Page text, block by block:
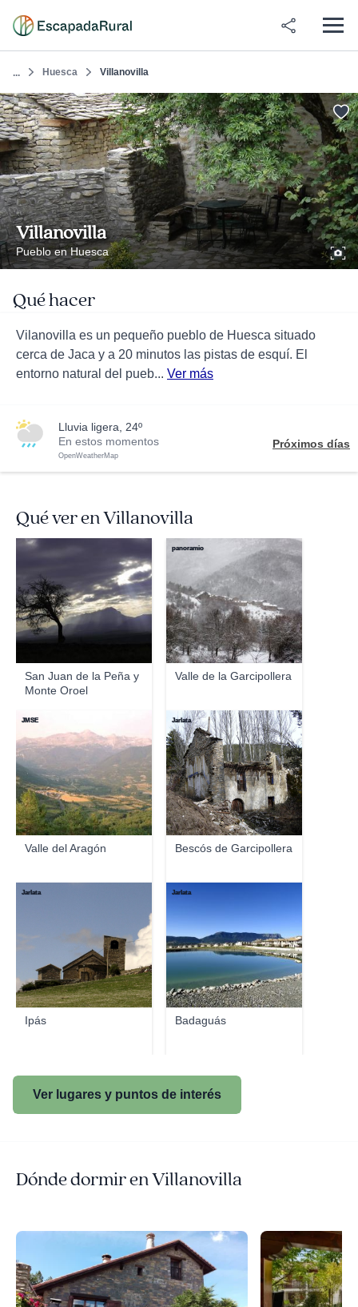
... Huesca Villanovilla
Villanovilla
Pueblo en Huesca
Qué hacer
Vilanovilla es un pequeño pueblo de Huesca situado
cerca de Jaca y a 20 minutos las pistas de esquí. El
entorno natural del pueb... Ver más
lluvia ligera, 24º
En estos momentos
OpenWeatherMap
Próximos días
Qué ver en Villanovilla
San Juan de la Peña y
Monte Oroel
Valle de la Garcipollera
panoramio
Valle del Aragón
JMSE
Bescós de Garcipollera
Jarlata
Ipás
Jarlata
Badaguás
Jarlata
Ver lugares y puntos de interés
Dónde dormir en Villanovilla